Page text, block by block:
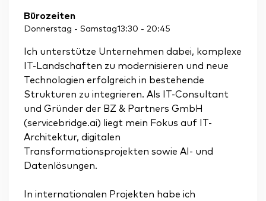
Bürozeiten
Donnerstag - Samstag13:30 - 20:45
Ich unterstütze Unternehmen dabei, komplexe
IT-Landschaften zu modernisieren und neue
Technologien erfolgreich in bestehende
Strukturen zu integrieren. Als IT-Consultant
und Gründer der BZ & Partners GmbH
(servicebridge.ai) liegt mein Fokus auf IT-
Architektur, digitalen
Transformationsprojekten sowie AI- und
Datenlösungen.
In internationalen Projekten habe ich